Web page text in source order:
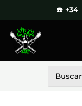
contenido
☎️ +34
por: